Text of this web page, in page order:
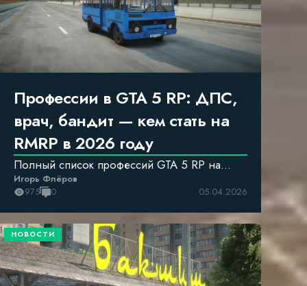
Профессии в GTA 5 RP: ДПС,
врач, бандит — кем стать на
RMRP в 2026 году
Полный список профессий GTA 5 RP на
сервере RMRP: госслужба, криминал,
бизнес
Игорь Флёров
975
0 05.04.2026
НОВОСТИ